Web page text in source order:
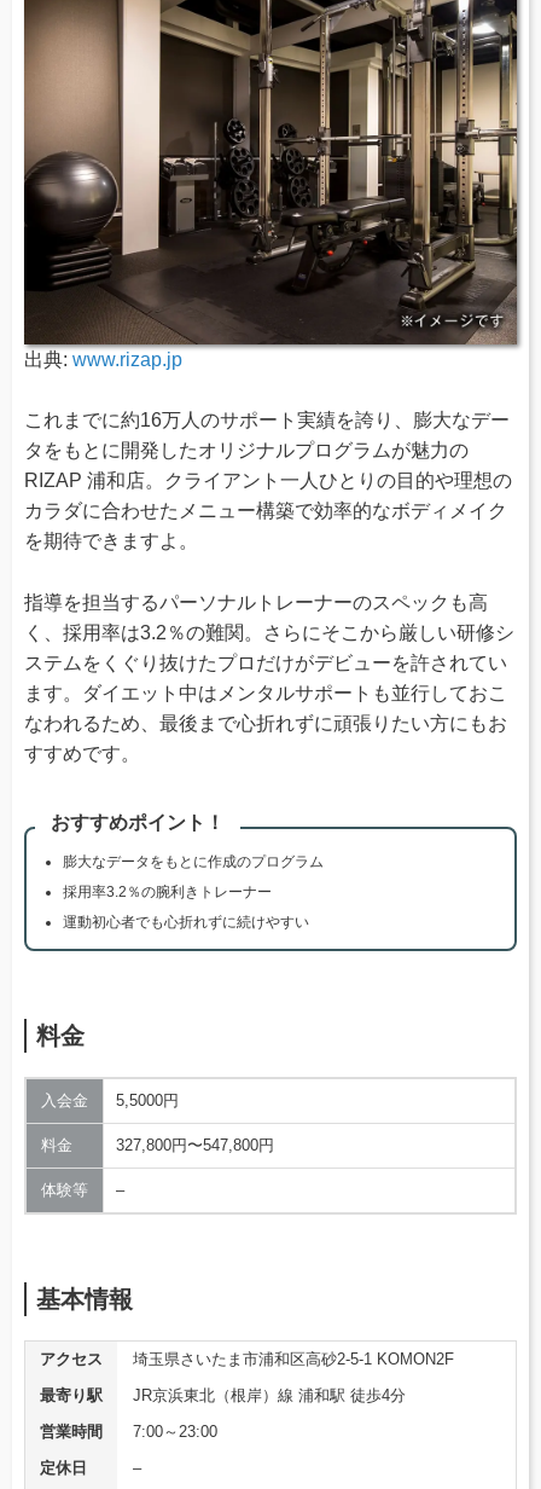
出典: www.rizap.jp
これまでに約16万人のサポート実績を誇り、膨大なデー
タをもとに開発したオリジナルプログラムが魅力の
RIZAP 浦和店。クライアント一人ひとりの目的や理想の
カラダに合わせたメニュー構築で効率的なボディメイク
を期待できますよ。
指導を担当するパーソナルトレーナーのスペックも高
く、採用率は3.2％の難関。さらにそこから厳しい研修シ
ステムをくぐり抜けたプロだけがデビューを許されてい
ます。ダイエット中はメンタルサポートも並行しておこ
なわれるため、最後まで心折れずに頑張りたい方にもお
すすめです。
おすすめポイント！
膨大なデータをもとに作成のプログラム
採用率3.2％の腕利きトレーナー
運動初心者でも心折れずに続けやすい
料金
入会金 5,5000円
料金 327,800円〜547,800円
体験等 –
基本情報
アクセス
埼玉県さいたま市浦和区高砂2-5-1 KOMON2F
最寄り駅
JR京浜東北（根岸）線 浦和駅 徒歩4分
営業時間
7:00～23:00
定休日
–